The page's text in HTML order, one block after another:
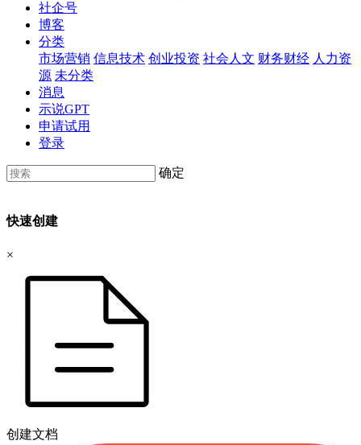
社企号
博客
分类
市场营销 信息技术 创业投资 社会人文 财务财经 人力资
源 未分类
消息
示说GPT
申请试用
登录
确定
快速创建
×
创建文档